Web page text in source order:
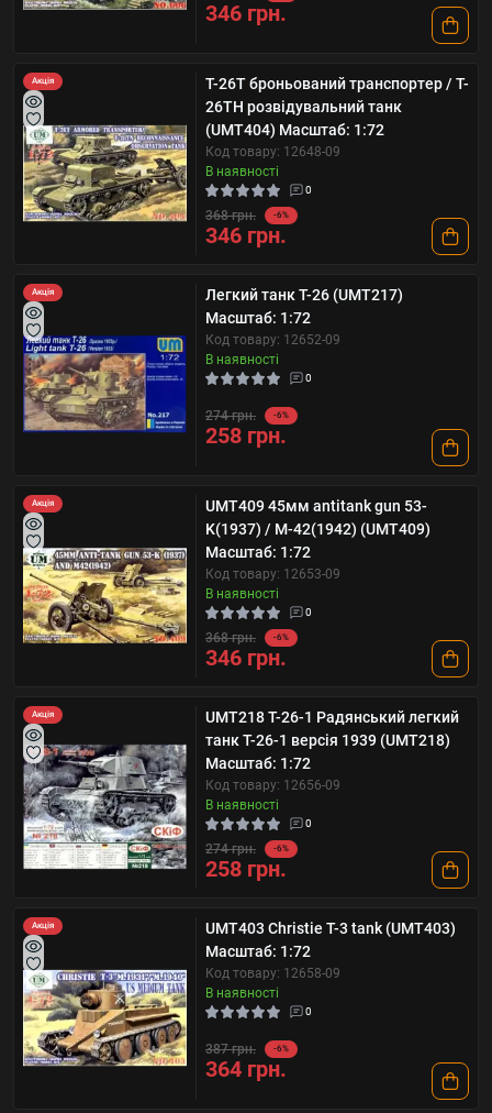
346 грн.
Акція
T-26Т броньований транспортер / T-
26ТН розвідувальний танк
(UMT404) Масштаб: 1:72
Код товару: 12648-09
В наявності
0
368 грн. -6%
346 грн.
Акція
Легкий танк Т-26 (UMT217)
Масштаб: 1:72
Код товару: 12652-09
В наявності
0
274 грн. -6%
258 грн.
Акція
UMT409 45мм antitank gun 53-
K(1937) / M-42(1942) (UMT409)
Масштаб: 1:72
Код товару: 12653-09
В наявності
0
368 грн. -6%
346 грн.
Акція
UMT218 T-26-1 Радянський легкий
танк T-26-1 версія 1939 (UMT218)
Масштаб: 1:72
Код товару: 12656-09
В наявності
0
274 грн. -6%
258 грн.
Акція
UMT403 Christie T-3 tank (UMT403)
Масштаб: 1:72
Код товару: 12658-09
В наявності
0
387 грн. -6%
364 грн.